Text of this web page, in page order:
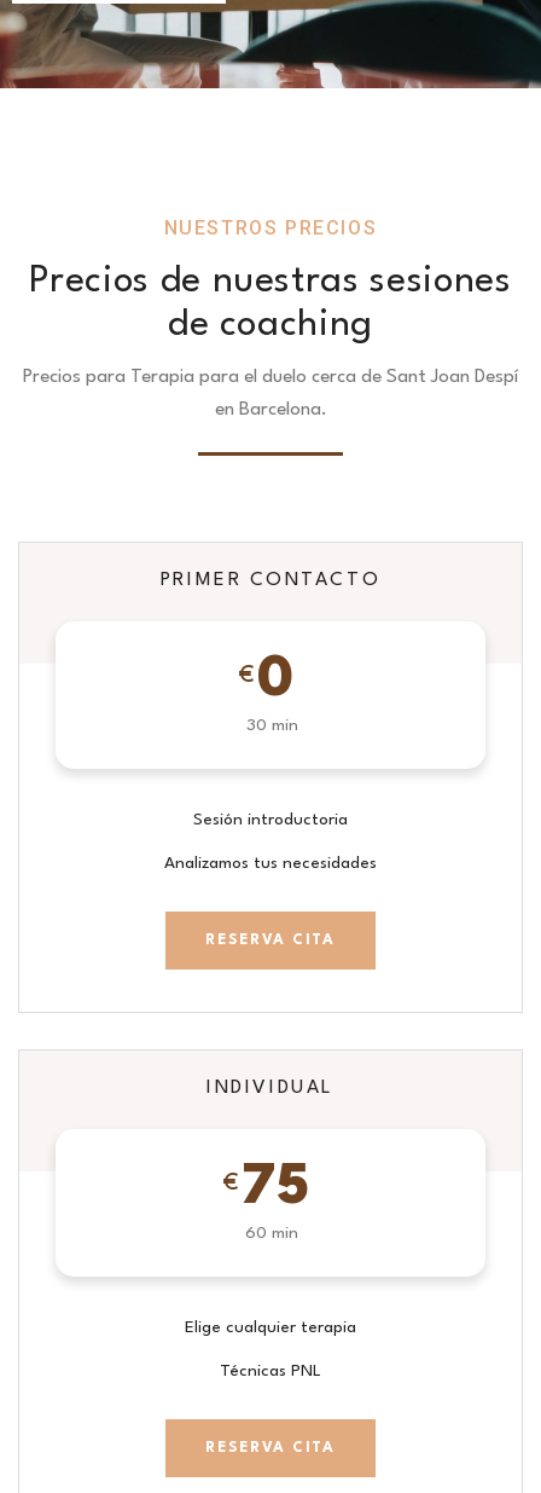
NUESTROS PRECIOS
Precios de nuestras sesiones
de coaching
Precios para Terapia para el duelo cerca de Sant Joan Despí
en Barcelona.
PRIMER CONTACTO
€ 0
30 min
Sesión introductoria
Analizamos tus necesidades
RESERVA CITA
INDIVIDUAL
€ 75
60 min
Elige cualquier terapia
Técnicas PNL
RESERVA CITA